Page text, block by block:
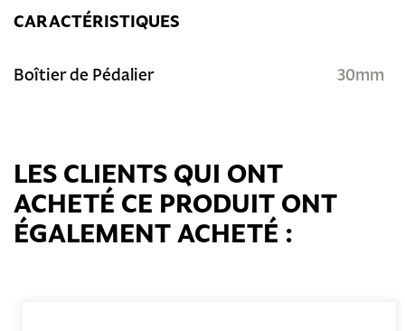
CARACTÉRISTIQUES
Boîtier de Pédalier 30mm
LES CLIENTS QUI ONT
ACHETÉ CE PRODUIT ONT
ÉGALEMENT ACHETÉ :